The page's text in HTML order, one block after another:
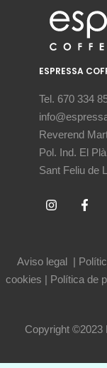
ESPRESSA
Tel. 670 334
Reverend
Pol. Ind. El
Sant Feliu de
Aviso legal |
cookies | Política de
Copyright ©2023